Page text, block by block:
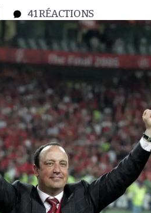
41RÉACTIONS